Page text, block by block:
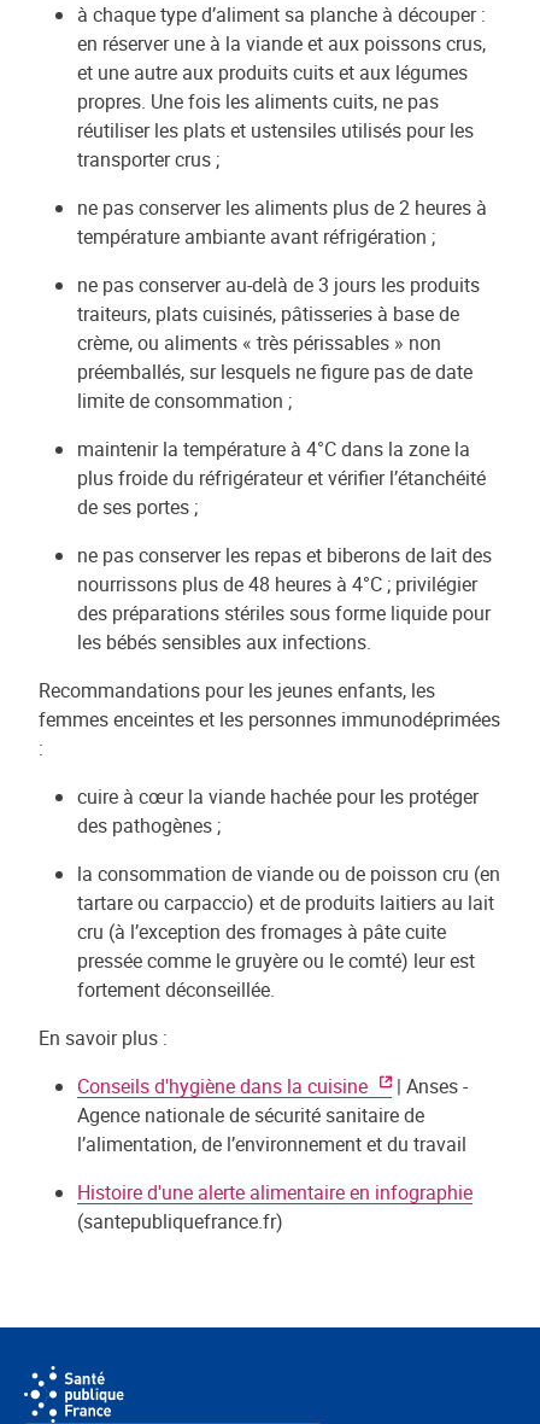
à chaque type d’aliment sa planche à découper :
en réserver une à la viande et aux poissons crus,
et une autre aux produits cuits et aux légumes
propres. Une fois les aliments cuits, ne pas
réutiliser les plats et ustensiles utilisés pour les
transporter crus ;
ne pas conserver les aliments plus de 2 heures à
température ambiante avant réfrigération ;
ne pas conserver au-delà de 3 jours les produits
traiteurs, plats cuisinés, pâtisseries à base de
crème, ou aliments « très périssables » non
préemballés, sur lesquels ne figure pas de date
limite de consommation ;
maintenir la température à 4°C dans la zone la
plus froide du réfrigérateur et vérifier l’étanchéité
de ses portes ;
ne pas conserver les repas et biberons de lait des
nourrissons plus de 48 heures à 4°C ; privilégier
des préparations stériles sous forme liquide pour
les bébés sensibles aux infections.
Recommandations pour les jeunes enfants, les
femmes enceintes et les personnes immunodéprimées
:
cuire à cœur la viande hachée pour les protéger
des pathogènes ;
la consommation de viande ou de poisson cru (en
tartare ou carpaccio) et de produits laitiers au lait
cru (à l’exception des fromages à pâte cuite
pressée comme le gruyère ou le comté) leur est
fortement déconseillée.
En savoir plus :
Conseils d'hygiène dans la cuisine
| Anses -
Agence nationale de sécurité sanitaire de
l’alimentation, de l’environnement et du travail
Histoire d'une alerte alimentaire en infographie
(santepubliquefrance.fr)